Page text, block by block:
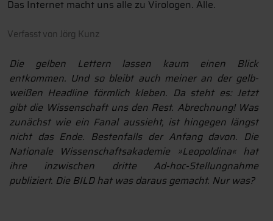
Das Internet macht uns alle zu Virologen. Alle.
Verfasst von Jörg Kunz
Die gelben Lettern lassen kaum einen Blick
entkommen. Und so bleibt auch meiner an der gelb-
weißen Headline förmlich kleben. Da steht es: Jetzt
gibt die Wissenschaft uns den Rest. Abrechnung! Was
zunächst wie ein Fanal aussieht, ist hingegen längst
nicht das Ende. Bestenfalls der Anfang davon. Die
Nationale Wissenschaftsakademie »Leopoldina« hat
ihre inzwischen dritte Ad-hoc-Stellungnahme
publiziert. Die BILD hat was daraus gemacht. Nur was?